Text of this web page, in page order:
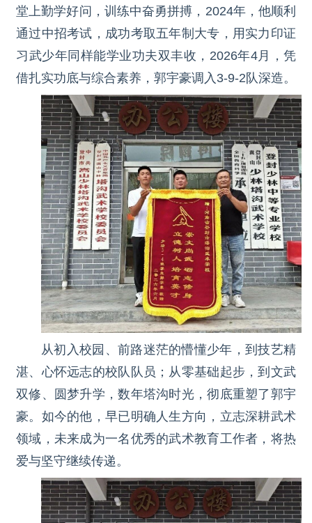
堂上勤学好问，训练中奋勇拼搏，2024年，他顺利
通过中招考试，成功考取五年制大专，用实力印证
习武少年同样能学业功夫双丰收， 2026年4月，凭
借扎实功底与综合素养，郭宇豪调入3-9-2队深造。
从初入校园、前路迷茫的懵懂少年，到技艺精
湛、心怀远志的校队队员；从零基础起步，到文武
双修、圆梦升学，数年塔沟时光，彻底重塑了郭宇
豪。如今的他，早已明确人生方向，立志深耕武术
领域，未来成为一名优秀的武术教育工作者，将热
爱与坚守继续传递。